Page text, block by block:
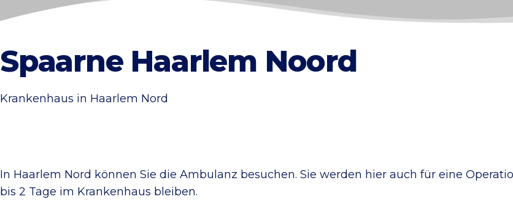
Spaarne Haarlem Noord
Krankenhaus in Haarlem Nord
In Haarlem Nord können Sie die Ambulanz besuchen. Sie werden hier auch für eine
bis 2 Tage im Krankenhaus bleiben.